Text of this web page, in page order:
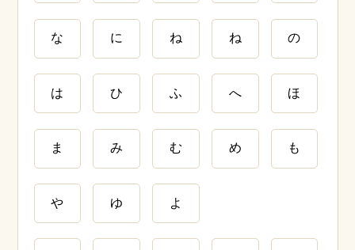
な に ね ね の
は ひ ふ へ ほ
ま み む め も
や ゆ よ